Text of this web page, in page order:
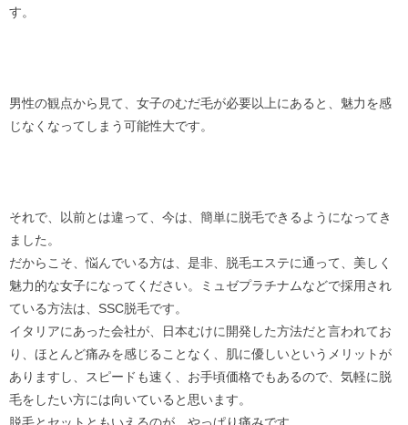
す。
男性の観点から見て、女子のむだ毛が必要以上にあると、魅力を感
じなくなってしまう可能性大です。
それで、以前とは違って、今は、簡単に脱毛できるようになってき
ました。
だからこそ、悩んでいる方は、是非、脱毛エステに通って、美しく
魅力的な女子になってください。ミュゼプラチナムなどで採用され
ている方法は、SSC脱毛です。
イタリアにあった会社が、日本むけに開発した方法だと言われてお
り、ほとんど痛みを感じることなく、肌に優しいというメリットが
ありますし、スピードも速く、お手頃価格でもあるので、気軽に脱
毛をしたい方には向いていると思います。